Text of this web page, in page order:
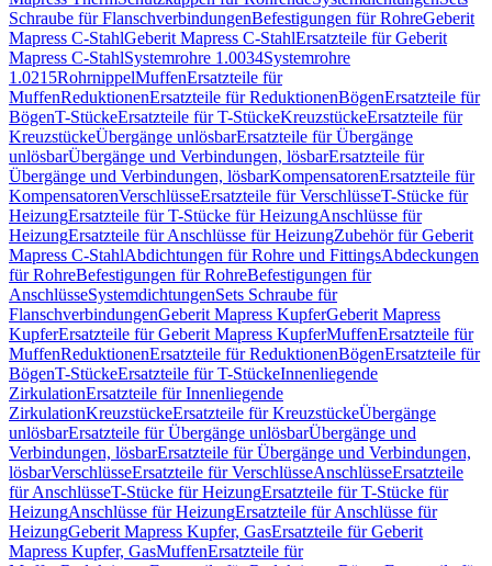
Schraube für FlanschverbindungenBefestigungen für RohreGeberit
Mapress C-StahlGeberit Mapress C-StahlErsatzteile für Geberit
Mapress C-StahlSystemrohre 1.0034Systemrohre
1.0215RohrnippelMuffenErsatzteile für
MuffenReduktionenErsatzteile für ReduktionenBögenErsatzteile für
BögenT-StückeErsatzteile für T-StückeKreuzstückeErsatzteile für
KreuzstückeÜbergänge unlösbarErsatzteile für Übergänge
unlösbarÜbergänge und Verbindungen, lösbarErsatzteile für
Übergänge und Verbindungen, lösbarKompensatorenErsatzteile für
KompensatorenVerschlüsseErsatzteile für VerschlüsseT-Stücke für
HeizungErsatzteile für T-Stücke für HeizungAnschlüsse für
HeizungErsatzteile für Anschlüsse für HeizungZubehör für Geberit
Mapress C-StahlAbdichtungen für Rohre und FittingsAbdeckungen
für RohreBefestigungen für RohreBefestigungen für
AnschlüsseSystemdichtungenSets Schraube für
FlanschverbindungenGeberit Mapress KupferGeberit Mapress
KupferErsatzteile für Geberit Mapress KupferMuffenErsatzteile für
MuffenReduktionenErsatzteile für ReduktionenBögenErsatzteile für
BögenT-StückeErsatzteile für T-StückeInnenliegende
ZirkulationErsatzteile für Innenliegende
ZirkulationKreuzstückeErsatzteile für KreuzstückeÜbergänge
unlösbarErsatzteile für Übergänge unlösbarÜbergänge und
Verbindungen, lösbarErsatzteile für Übergänge und Verbindungen,
lösbarVerschlüsseErsatzteile für VerschlüsseAnschlüsseErsatzteile
für AnschlüsseT-Stücke für HeizungErsatzteile für T-Stücke für
HeizungAnschlüsse für HeizungErsatzteile für Anschlüsse für
HeizungGeberit Mapress Kupfer, GasErsatzteile für Geberit
Mapress Kupfer, GasMuffenErsatzteile für